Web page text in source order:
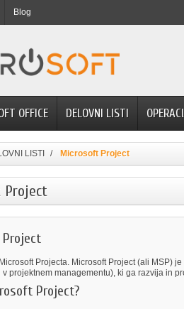
Blog
OFFICE DELOVNI LISTI
LISTI Microsoft Project
Projecta. Microsoft Project (ali MSP)
projektnem managementu), ki ga razvija in
Project?